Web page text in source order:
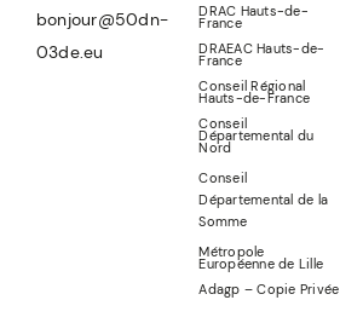
bonjour@50dn-
03de.eu
DRAC Hauts-de-
France
DRAEAC Hauts-de-
France
Conseil Régional
Hauts-de-France
Conseil
Départemental du
Nord
Conseil
Départemental de la
Somme
Métropole
Européenne de Lille
Adagp – Copie Privée